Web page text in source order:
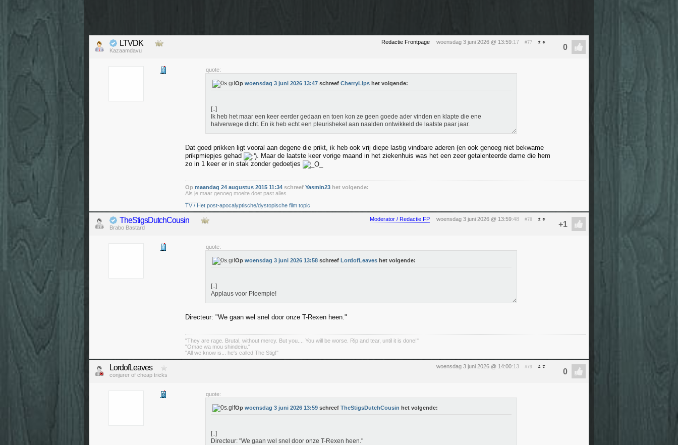
Redactie Frontpage woensdag 3 juni 2026 @ 13:59:17 #77
LTVDK
Kazaamdavu
quote:
Op woensdag 3 juni 2026 13:47 schreef CherryLips het volgende:
[..]
Ik heb het maar een keer eerder gedaan en toen kon ze geen goede ader vinden en klapte die ene
halverwege dicht. En ik heb echt een pleurishekel aan naalden ontwikkeld de laatste paar jaar.
Dat goed prikken ligt vooral aan degene die prikt, ik heb ook vrij diepe lastig vindbare aderen (en ook genoeg niet bekwame
prikpmiepjes gehad
. Maar de laatste keer vorige maand in het ziekenhuis was het een zeer getalenteerde dame die hem
zo in 1 keer er in stak zonder gedoetjes
Op maandag 24 augustus 2015 11:34 schreef Yasmin23 het volgende:
Als je maar genoeg moeite doet past alles.
TV / Het post-apocalyptische/dystopische film topic
Moderator / Redactie FP woensdag 3 juni 2026 @ 13:59:48 #78
TheStigsDutchCousin
Brabo Bastard
quote:
Op woensdag 3 juni 2026 13:58 schreef LordofLeaves het volgende:
[..]
Applaus voor Ploempie!
Directeur: "We gaan wel snel door onze T-Rexen heen."
"They are rage. Brutal, without mercy. But you.... You will be worse. Rip and tear, until it is done!"
"Omae wa mou shindeiru."
"All we know is... he's called The Stig!"
woensdag 3 juni 2026 @ 14:00:13 #79
LordofLeaves
conjurer of cheap tricks
quote:
Op woensdag 3 juni 2026 13:59 schreef TheStigsDutchCousin het volgende:
[..]
Directeur: "We gaan wel snel door onze T-Rexen heen."